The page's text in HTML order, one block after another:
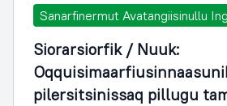
Sanarfinermut Avatangiisinullu
Siorarsiorfik / Nuuk:
pilersitsinissaq pillugu